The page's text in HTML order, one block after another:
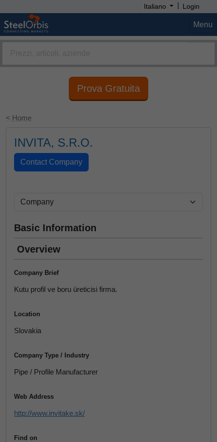
Italiano | Login
Menu
Prova Gratuita
< Home
INVITA, S.R.O.
Basic Information
Overview
Company Brief
Kutu profil ve boru üreticisi firma.
Location
Slovakia
Company Type / Industry
Pipe / Profile Manufacturer
Web Address
http://www.invitake.sk/
Find on